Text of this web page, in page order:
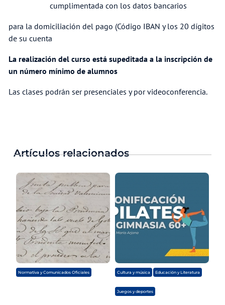
cumplimentada con los datos bancarios
para la domiciliación del pago (Código IBAN y los 20 dígitos
de su cuenta
La realización del curso está supeditada a la inscripción de
un número mínimo de alumnos
Las clases podrán ser presenciales y por videoconferencia.
Artículos relacionados
Normativa y Comunicados Oficiales Cultura y música Educación y Literatura
Juegos y deportes